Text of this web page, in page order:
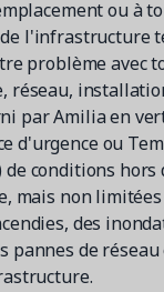
ou à
l'infrastructure
problème avec
réseau,
par Amilia en
d'urgence ou
de conditions hors
mais non
des
pannes de